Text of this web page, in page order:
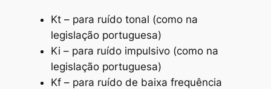
Kt – para ruído tonal (como na
legislação portuguesa)
Ki – para ruído impulsivo (como na
legislação portuguesa)
Kf – para ruído de baixa frequência